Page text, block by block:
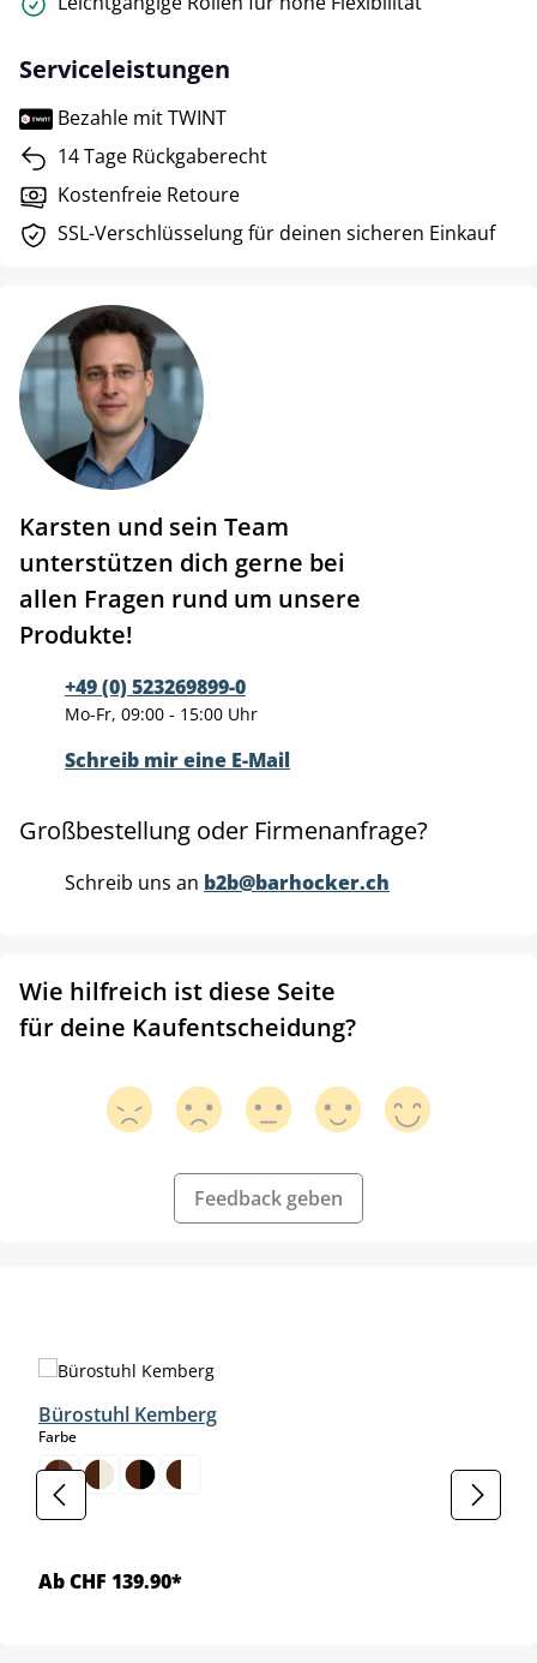
Serviceleistungen
Bezahle mit TWINT
14 Tage Rückgaberecht
Kostenfreie Retoure
SSL-Verschlüsselung für deinen sicheren Einkauf
Karsten und sein Team
unterstützen dich gerne bei
allen Fragen rund um unsere
Produkte!
+49 (0) 523269899-0
Mo-Fr, 09:00 - 15:00 Uhr
Schreib mir eine E-Mail
Großbestellung oder Firmenanfrage?
Schreib uns an b2b@barhocker.ch
Wie hilfreich ist diese Seite
für deine Kaufentscheidung?
Feedback geben
Bürostuhl Kemberg
Farbeauswählen
Ab CHF 139.90*